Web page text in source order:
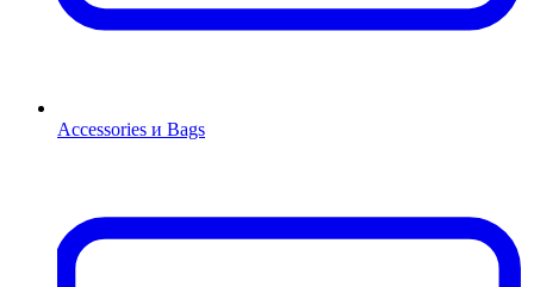
Accessories и Bags